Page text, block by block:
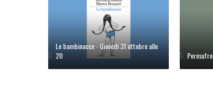
Le bambinacce - Giovedì 31 ottobre alle
20